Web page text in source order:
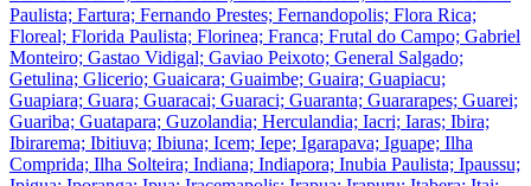
Paulista; Fartura; Fernando Prestes; Fernandopolis; Flora Rica;
Floreal; Florida Paulista; Florinea; Franca; Frutal do Campo; Gabriel
Monteiro; Gastao Vidigal; Gaviao Peixoto; General Salgado;
Getulina; Glicerio; Guaicara; Guaimbe; Guaira; Guapiacu;
Guapiara; Guara; Guaracai; Guaraci; Guaranta; Guararapes; Guarei;
Guariba; Guatapara; Guzolandia; Herculandia; Iacri; Iaras; Ibira;
Ibirarema; Ibitiuva; Ibiuna; Icem; Iepe; Igarapava; Iguape; Ilha
Comprida; Ilha Solteira; Indiana; Indiapora; Inubia Paulista; Ipaussu;